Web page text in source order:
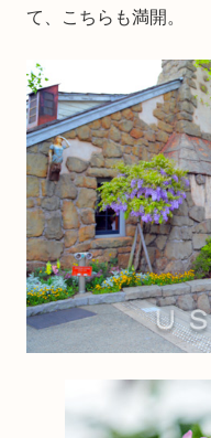
て、こちらも満開。